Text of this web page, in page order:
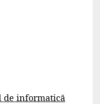
de informatică